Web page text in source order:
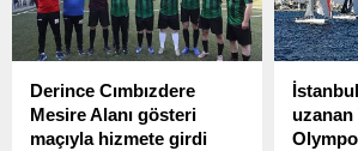
Derince Cımbızdere
Mesire Alanı gösteri
maçıyla hizmete girdi
uzanan